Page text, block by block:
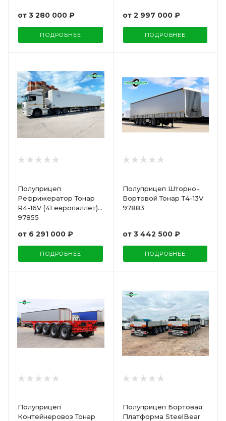
от 3 280 000 ₽
ПОДРОБНЕЕ
от 2 997 000 ₽
ПОДРОБНЕЕ
Полуприцеп
Рефрижератор Тонар
R4-16V (41 европаллет)
97855
от 6 291 000 ₽
ПОДРОБНЕЕ
Полуприцеп Шторно-
Бортовой Тонар Т4-13V
97883
от 3 442 500 ₽
ПОДРОБНЕЕ
Полуприцеп
Контейнеровоз Тонар
Полуприцеп Бортовая
Платформа SteelBear